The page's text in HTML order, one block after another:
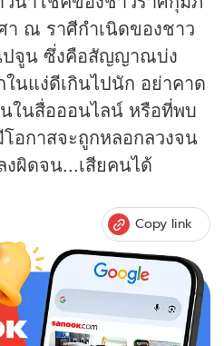
า ณ ราศีกำเนิดของชาว
ปจูน ซึ่งคือสัญญาณบ่ง
นแง่ดีเกินไปนัก อย่าคาด
ในสื่อออนไลน์ หรือที่พบ
อกาสจะถูกหลอกลวงจน
ผิดจน...เสียคนได้
Copy link